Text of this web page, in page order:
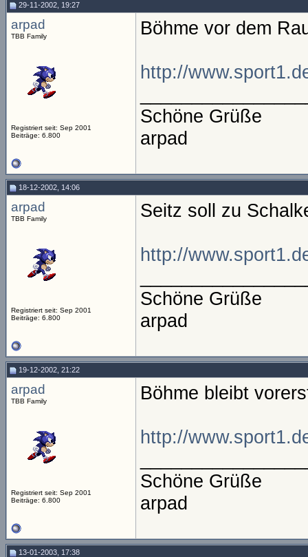
29-11-2002, 19:27
arpad
TBB Family
Registriert seit: Sep 2001
Beiträge: 6.800
Böhme vor dem
http://
Schöne Grüße
arpad
18-12-2002, 14:06
arpad
TBB Family
Registriert seit: Sep 2001
Beiträge: 6.800
Seitz soll zu
http://
Schöne Grüße
arpad
19-12-2002, 21:22
arpad
TBB Family
Registriert seit: Sep 2001
Beiträge: 6.800
Böhme bleibt
http://
Schöne Grüße
arpad
13-01-2003, 17:38